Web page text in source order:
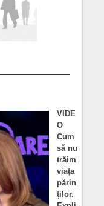
VIDE
O
Cum
să nu
trăim
viața
părin
ților.